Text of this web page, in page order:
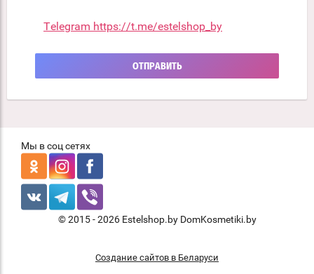
Telegram https://t.me/estelshop_by
ОТПРАВИТЬ
Мы в соц сетях
© 2015 - 2026 Estelshop.by DomKosmetiki.by
Создание сайтов в Беларуси